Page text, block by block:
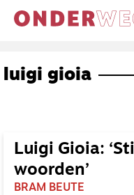
luigi gioia
Luigi Gioia:
woorden’
BRAM BEUTE